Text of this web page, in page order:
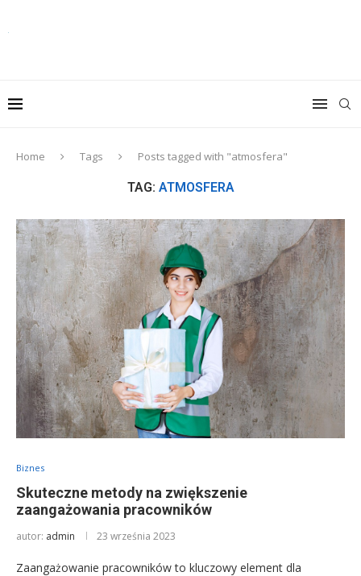
Home Tags Posts tagged with "atmosfera"
TAG: ATMOSFERA
Biznes
Skuteczne metody na zwiększenie
zaangażowania pracowników
autor: admin 23 września 2023
Zaangażowanie pracowników to kluczowy element dla